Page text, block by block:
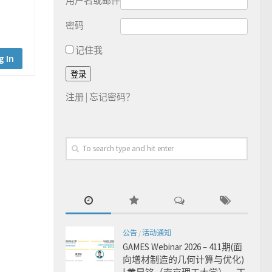
In
密码
记住我
注册 | 忘记密码？
公告 /活动通知
GAMES Webinar 2026 – 411期(面
向增材制造的几何计算与优化)